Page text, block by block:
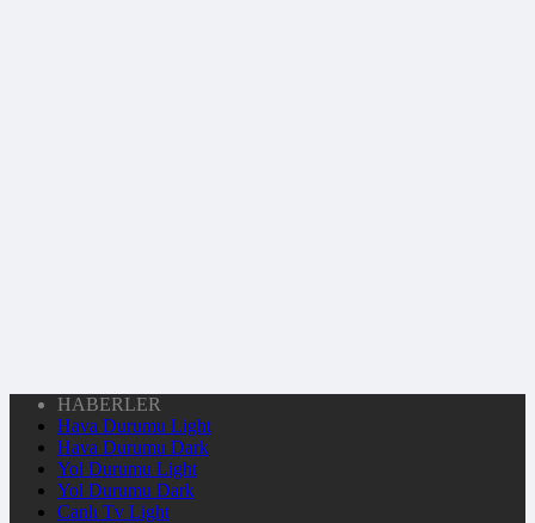
HABERLER
Hava Durumu Light
Hava Durumu Dark
Yol Durumu Light
Yol Durumu Dark
Canlı Tv Light